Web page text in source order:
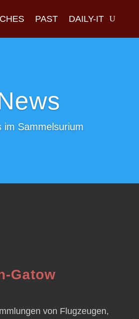
PAST DAILY-IT
im Sammelsurium
Gatow
von Flugzeugen,